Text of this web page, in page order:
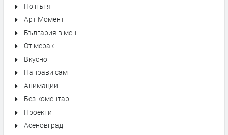
По пътя
Арт Момент
България в мен
От мерак
Вкусно
Направи сам
Анимации
Без коментар
Проекти
Асеновград